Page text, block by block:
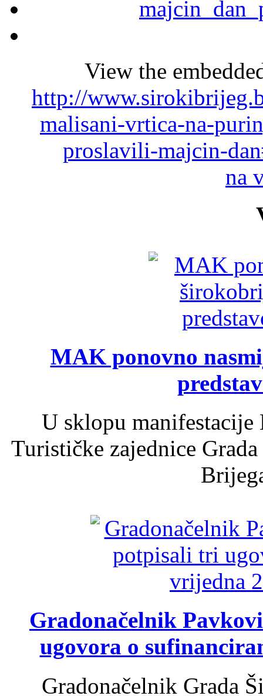
View the
http://
malisani-vrtica-na-
proslavili-majcin-
na
MAK ponovno
U sklopu
Turističke zajednice
Gradonačelnik
ugovora o
Gradonačelnik Grada